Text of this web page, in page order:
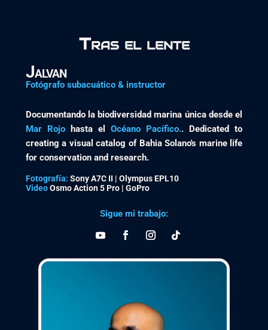
Tras el lente
Jalvan
Fotógrafo subacuático & instructor
Documentando la biodiversidad marina única desde el
Mar Rojohasta elOcéano Pacífico.. Dedicated to
creating a visual catalog of Bahia Solano's marine life
for conservation and research.
Fotografía: Sony A7C II | Olympus EPL10
VideoOsmo Action 5 Pro | GoPro
Sigue mi trabajo: